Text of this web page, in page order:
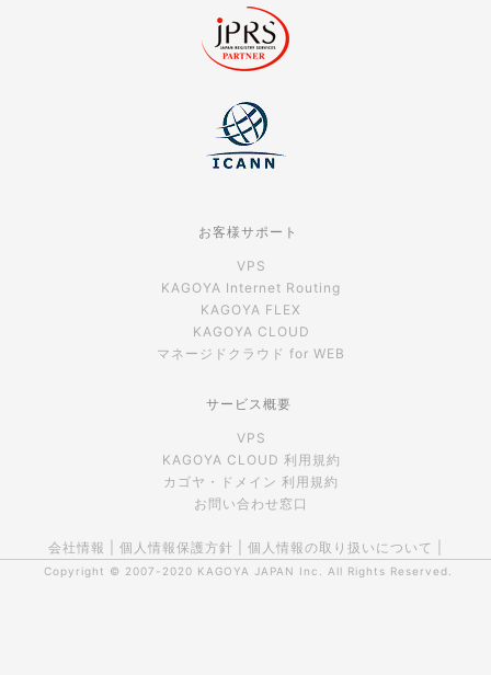
お客様サポート
VPS
KAGOYA Internet Routing
KAGOYA FLEX
KAGOYA CLOUD
マネージドクラウド for WEB
サービス概要
VPS
KAGOYA CLOUD 利用規約
カゴヤ・ドメイン 利用規約
お問い合わせ窓口
会社情報 個人情報保護方針 個人情報の取り扱いについて
Copyright © 2007-2020 KAGOYA JAPAN Inc. All Rights Reserved.